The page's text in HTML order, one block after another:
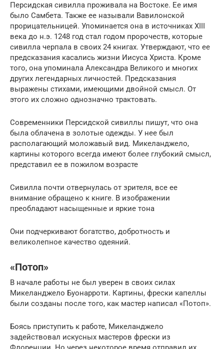
Персидская сивилла проживала на Востоке. Ее имя
было Самбета. Также ее называли Вавилонской
прорицательницей. Упоминается она в источниках XIII
века до н.э. 1248 год стал годом пророчеств, которые
сивилла черпала в своих 24 книгах. Утверждают, что ее
предсказания касались жизни Иисуса Христа. Кроме
того, она упоминала Александра Великого и многих
других легендарных личностей. Предсказания
выражены стихами, имеющими двойной смысл. От
этого их сложно однозначно трактовать.
Современники Персидской сивиллы пишут, что она
была облачена в золотые одежды. У нее был
располагающий моложавый вид. Микеланджело,
картины которого всегда имеют более глубокий смысл,
представил ее в пожилом возрасте
Сивилла почти отвернулась от зрителя, все ее
внимание обращено к книге. В изображении
преобладают насыщенные и яркие тона
Они подчеркивают богатство, добротность и
великолепное качество одеяний.
«Потоп»
В начале работы не был уверен в своих силах
Микеланджело Буонарроти. Картины, фрески капеллы
были созданы после того, как мастер написал «Потоп».
Боясь приступить к работе, Микеланджело
задействовал искусных мастеров фрески из